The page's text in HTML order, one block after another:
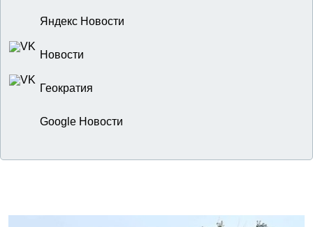
Яндекс Новости
Новости
Геократия
Google Новости